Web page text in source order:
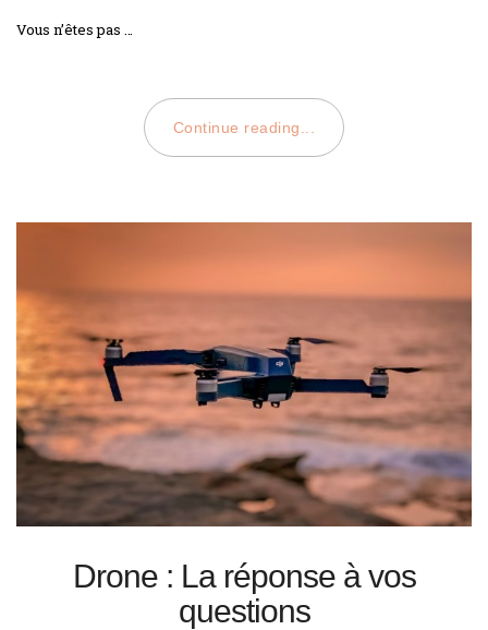
Vous n’êtes pas …
Continue reading...
Drone : La réponse à vos
questions